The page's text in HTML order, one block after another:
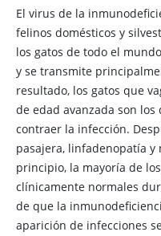
El virus de la
felinos domésticos y
los gatos de todo el
y se transmite
resultado, los gatos que
de edad avanzada son
contraer la infección.
pasajera, linfadenopatía
principio, la mayoría de
clínicamente normales
de que la
aparición de infecciones